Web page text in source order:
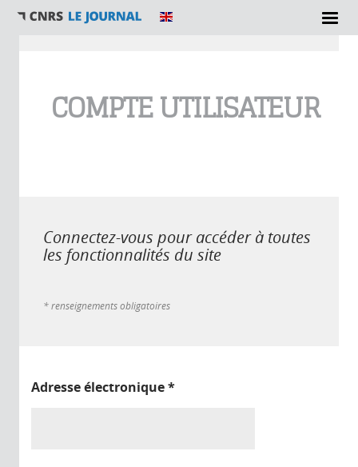
COMPTE UTILISATEUR
Connectez-vous pour accéder à toutes
les fonctionnalités du site
* renseignements obligatoires
Adresse électronique*